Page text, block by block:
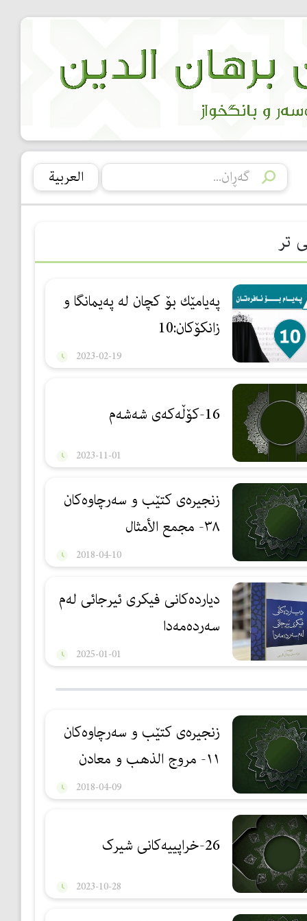
العربیة
تر
پەیامێك بۆ كچان لە پەیمانگا و
زانكۆكان:10
2023-02-19
16-كۆڵەكەی شەشەم
2023-11-01
زنجیرەی کتێب و سەرچاوەکان
٣٨- مجمع الأمثال
2018-04-10
دیاردەكانی فیكری ئیرجائی لەم
سەردەمەدا
2025-01-01
زنجیرەی کتێب و سەرچاوەکان
١١- مروج الذهب و معادن
2018-04-09
26-خراپییەکانی شیرک
2023-10-28